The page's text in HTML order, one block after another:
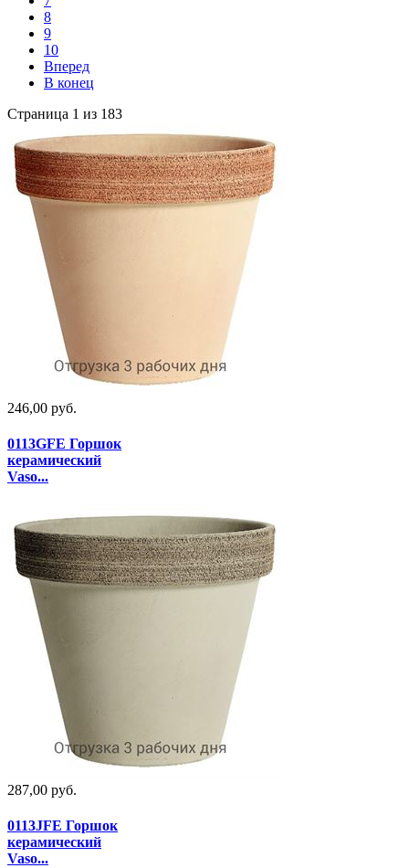
8
9
10
Вперед
В конец
Страница 1 из 183
246,00 руб.
0113GFE Горшок
керамический
Vaso...
287,00 руб.
0113JFE Горшок
керамический
Vaso...